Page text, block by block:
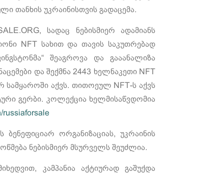
თანხის უკრაინისთვის გადაცემა.
სადაც ნებისმიერ ადამიანს
NFT სახით და თავის საკუთრებად
შეაგროვა და გააანალიზა
და შექმნა 2443 ხელნაკეთი NFT
აქვს. თითოეულ NFT-ს აქვს
გერბი. კოლექცია ხელმისაწვდომია
russiaforsale
ორგანიზაციას, უკრაინის
ნებისმიერ მსურველს შეუძლია.
კამპანია აქტიურად გაშუქდა